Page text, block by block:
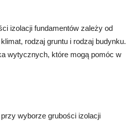
izolacji fundamentów zależy od
rodzaj gruntu i rodzaj budynku.
wytycznych, które mogą pomóc w
wyborze grubości izolacji